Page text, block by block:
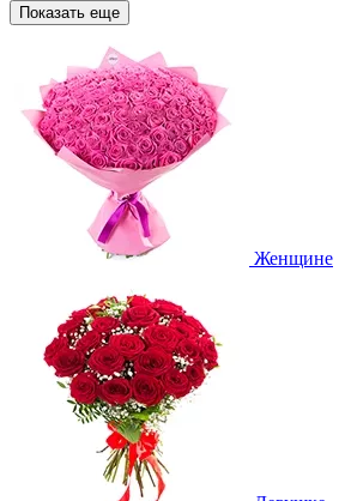
Показать еще
Женщине